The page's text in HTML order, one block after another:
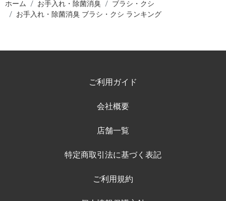
ホーム お手入れ・除菌消臭
ブラシ・クシ
お手入れ・除菌消臭 ブラシ・クシ ランキング
ご利用ガイド
会社概要
店舗一覧
特定商取引法に基づく表記
ご利用規約